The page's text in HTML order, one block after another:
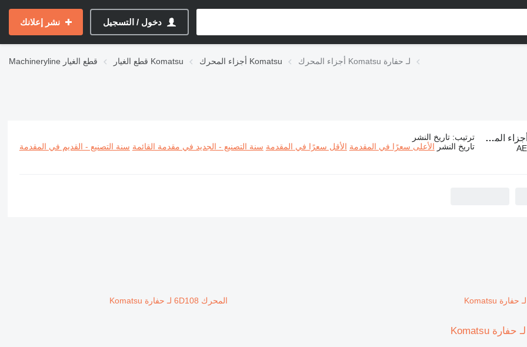
دخول / التسجيل نشر إعلانك
Machineryline قطع الغيار قطع الغيار Komatsu أجزاء المحرك Komatsu أجزاء المحرك Komatsu لـ حفارة
أجزاء المحرك Komatsu لـ حفارة ترتيب: تاريخ النشر
تاريخ النشر الأعلى سعرًا في المقدمة الأقل سعرًا في المقدمة سنة التصنيع - الجديد في مقدمة القائمة سنة التصنيع - القديم في المقدمة
المحرك 6D108 لـ حفارة Komatsu